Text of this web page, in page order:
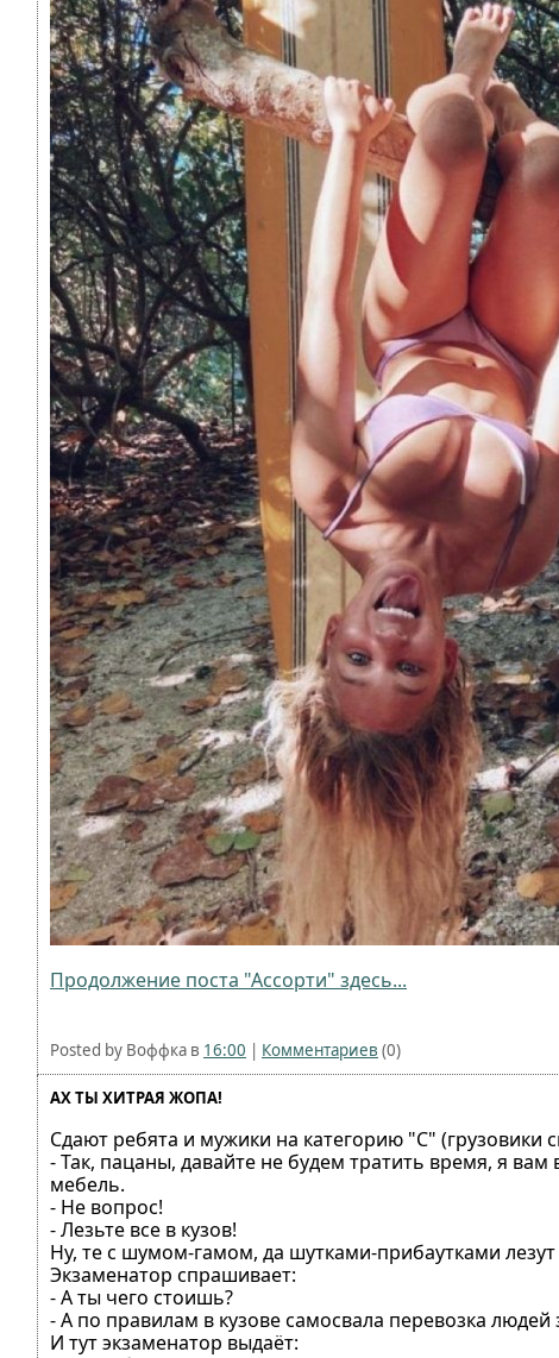
Продолжение поста "Ассорти" здесь...
Posted by Воффка в 16:00 | Комментариев (0)
АХ ТЫ ХИТРАЯ ЖОПА!
Сдают ребята и мужики на категорию "С"
- Так, пацаны, давайте не будем тратить время, я
мебель.
- Не вопрос!
- Лезьте все в кузов!
Ну, те с шумом-гамом, да шутками-прибаутками лезут
Экзаменатор спрашивает:
- А ты чего стоишь?
- А по правилам в кузове самосвала перевозка
И тут экзаменатор выдаёт: